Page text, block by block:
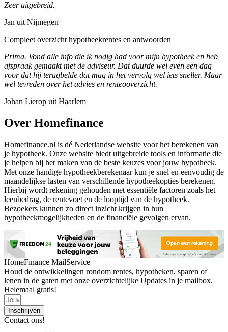
Zeer uitgebreid.
Jan uit Nijmegen
Compleet overzicht hypotheekrentes en antwoorden
Prima. Vond alle info die ik nodig had voor mijn hypotheek en heb
afspraak gemaakt met de adviseur. Dat duurde wel even een dag
voor dat hij terugbelde dat mag in het vervolg wel iets sneller. Maar
wel tevreden over het advies en renteooverzicht.
Johan Lierop uit Haarlem
Over Homefinance
Homefinance.nl is dé Nederlandse website voor het berekenen van
je hypotheek. Onze website biedt uitgebreide tools en informatie die
je helpen bij het maken van de beste keuzes voor jouw hypotheek.
Met onze handige hypotheekberekenaar kun je snel en eenvoudig de
maandelijkse lasten van verschillende hypotheekopties berekenen.
Hierbij wordt rekening gehouden met essentiële factoren zoals het
leenbedrag, de rentevoet en de looptijd van de hypotheek.
Bezoekers kunnen zo direct inzicht krijgen in hun
hypotheekmogelijkheden en de financiële gevolgen ervan.
HomeFinance MailService
Houd de ontwikkelingen rondom rentes, hypotheken, sparen of
lenen in de gaten met onze overzichtelijke Updates in je mailbox.
Helemaal gratis!
Inschrijven
Contact ons!